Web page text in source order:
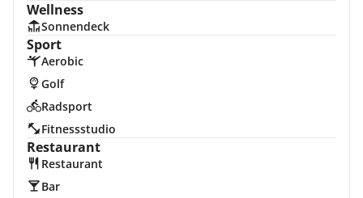
Wellness
Sonnendeck
Sport
Aerobic
Golf
Radsport
Fitnessstudio
Restaurant
Restaurant
Bar